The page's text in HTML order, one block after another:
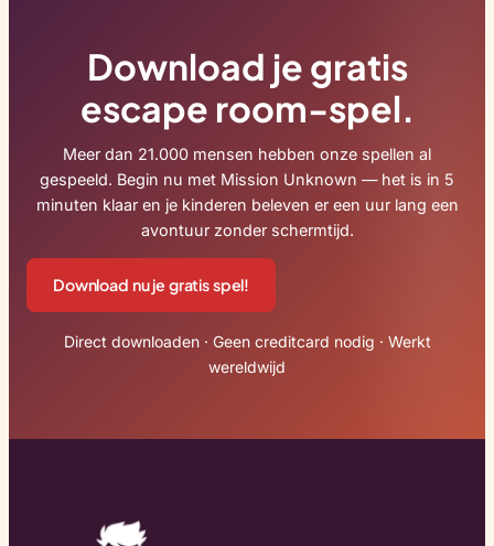
Download je gratis
escape room-spel.
Meer dan 21.000 mensen hebben onze spellen al
gespeeld. Begin nu met Mission Unknown — het is in 5
minuten klaar en je kinderen beleven er een uur lang een
avontuur zonder schermtijd.
Download nu je gratis spel!
Direct downloaden · Geen creditcard nodig · Werkt
wereldwijd